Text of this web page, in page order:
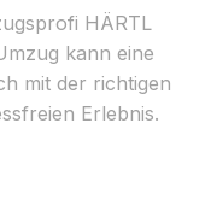
HÄRTL
kann eine
mit der richtigen
Erlebnis.